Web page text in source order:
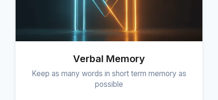
Verbal Memory
Keep as many words in short term memory as
possible